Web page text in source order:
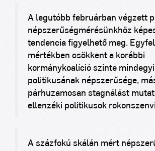
A legutóbb februárban végzett
népszerűségmérésünkhöz
tendencia figyelhető meg.
mértékben csökkent a korábbi
kormánykoalíció szinte
politikusának népszerűsége,
párhuzamosan stagnálást mutat
ellenzéki politikusok
A százfokú skálán mért